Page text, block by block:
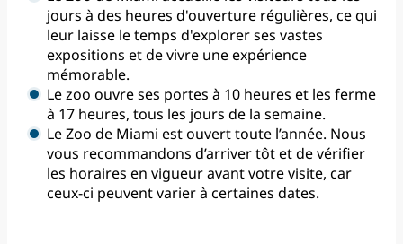
jours à des heures d'ouverture régulières, ce qui
leur laisse le temps d'explorer ses vastes
expositions et de vivre une expérience
mémorable.
Le zoo ouvre ses portes à 10 heures et les ferme
à 17 heures, tous les jours de la semaine.
Le Zoo de Miami est ouvert toute l’année. Nous
vous recommandons d’arriver tôt et de vérifier
les horaires en vigueur avant votre visite, car
ceux-ci peuvent varier à certaines dates.